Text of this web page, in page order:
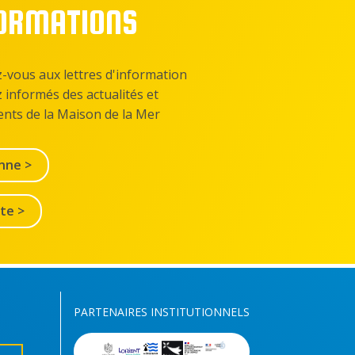
vous aux lettres d'information
informés des actualités et
de la Maison de la Mer
>
>
PARTENAIRES INSTITUTIONNELS